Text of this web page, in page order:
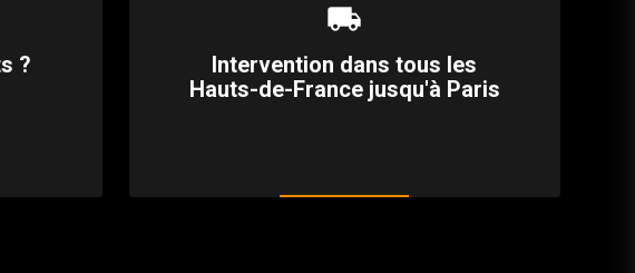
?
local_shipping
Intervention dans tous les
Hauts-de-France jusqu'à Paris